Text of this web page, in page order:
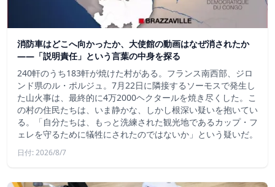
消防車はどこへ向かったか、大使館の動画はなぜ消されたか
——「説明責任」という言葉の中身を探る
240軒のうち183軒が焼けた村がある。フランス南西部、ジロ
ンド県のル・ポルジュ。7月22日に隣接するソーモスで発生し
た山火事は、最終的に4万2000ヘクタールを焼き尽くした。こ
の村の住民たちは、いま静かな、しかし根深い疑いを抱いてい
る。「自分たちは、もっと洗練された観光地であるカップ・フ
ェレを守るために犠牲にされたのではないか」という疑いだ。
日付: 2026/8/7